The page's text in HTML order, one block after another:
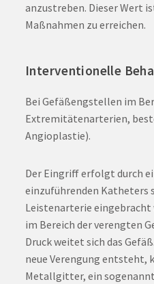
anzustreben. Dieser Wert
Maßnahmen zu erreichen.
Interventionelle
Bei Gefäßengstellen im
Extremitätenarterien,
Angioplastie).
Der Eingriff erfolgt durch
einzuführenden Katheters
Leistenarterie
im Bereich der verengten
Druck weitet sich das
neue Verengung entsteht,
Metallgitter, ein